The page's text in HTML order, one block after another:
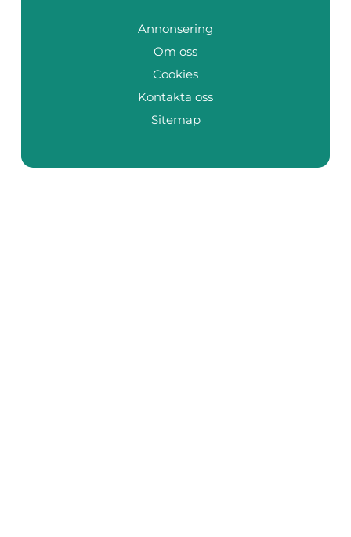
Annonsering
Om oss
Cookies
Kontakta oss
Sitemap